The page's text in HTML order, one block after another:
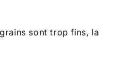
sont trop fins, la